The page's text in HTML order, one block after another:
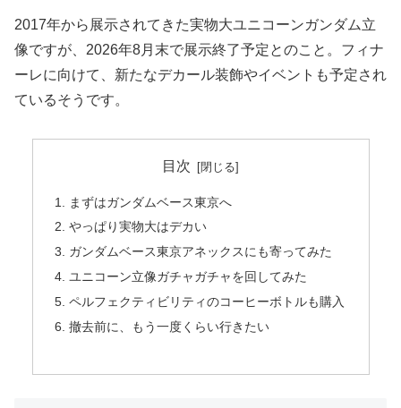
2017年から展示されてきた実物大ユニコーンガンダム立
像ですが、2026年8月末で展示終了予定とのこと。フィナ
ーレに向けて、新たなデカール装飾やイベントも予定され
ているそうです。
目次
まずはガンダムベース東京へ
やっぱり実物大はデカい
ガンダムベース東京アネックスにも寄ってみた
ユニコーン立像ガチャガチャを回してみた
ペルフェクティビリティのコーヒーボトルも購入
撤去前に、もう一度くらい行きたい